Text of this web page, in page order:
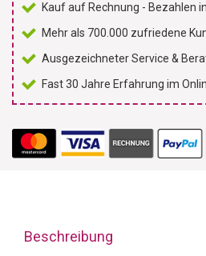
Kauf auf Rechnung - Bezahlen
Mehr als 700.000 zufriedene
Ausgezeichneter Service &
Fast 30 Jahre Erfahrung im
Beschreibung